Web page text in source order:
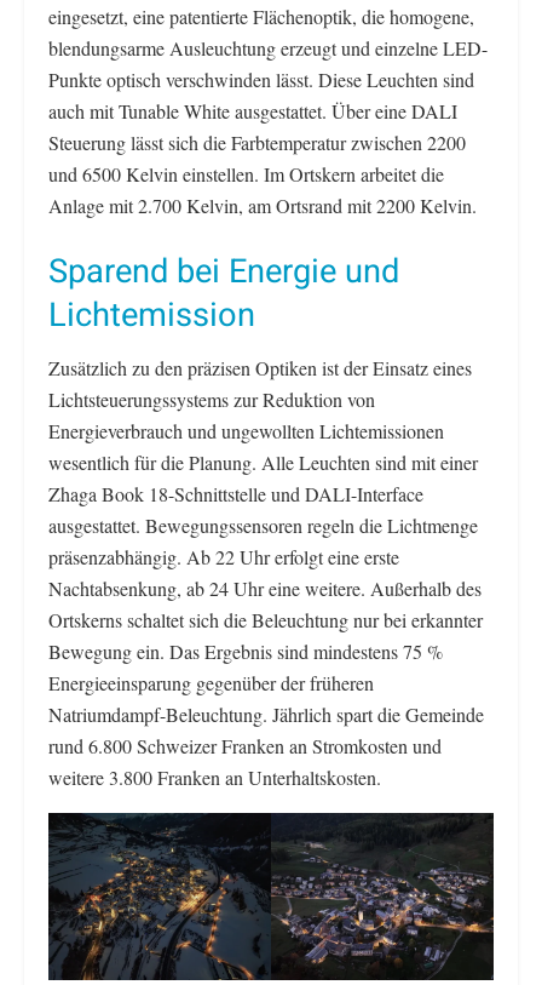
eingesetzt, eine patentierte Flächenoptik, die homogene,
blendungsarme Ausleuchtung erzeugt und einzelne LED-
Punkte optisch verschwinden lässt. Diese Leuchten sind
auch mit Tunable White ausgestattet. Über eine DALI
Steuerung lässt sich die Farbtemperatur zwischen 2200
und 6500 Kelvin einstellen. Im Ortskern arbeitet die
Anlage mit 2.700 Kelvin, am Ortsrand mit 2200 Kelvin.
Sparend bei Energie und
Lichtemission
Zusätzlich zu den präzisen Optiken ist der Einsatz eines
Lichtsteuerungssystems zur Reduktion von
Energieverbrauch und ungewollten Lichtemissionen
wesentlich für die Planung. Alle Leuchten sind mit einer
Zhaga Book 18-Schnittstelle und DALI-Interface
ausgestattet. Bewegungssensoren regeln die Lichtmenge
präsenzabhängig. Ab 22 Uhr erfolgt eine erste
Nachtabsenkung, ab 24 Uhr eine weitere. Außerhalb des
Ortskerns schaltet sich die Beleuchtung nur bei erkannter
Bewegung ein. Das Ergebnis sind mindestens 75 %
Energieeinsparung gegenüber der früheren
Natriumdampf-Beleuchtung. Jährlich spart die Gemeinde
rund 6.800 Schweizer Franken an Stromkosten und
weitere 3.800 Franken an Unterhaltskosten.